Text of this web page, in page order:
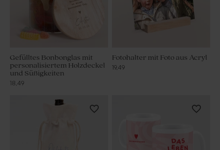
Gefülltes Bonbonglas mit
personalisiertem Holzdeckel
und Süßigkeiten
18,49
Fotohalter mit Foto aus Acryl
19,49